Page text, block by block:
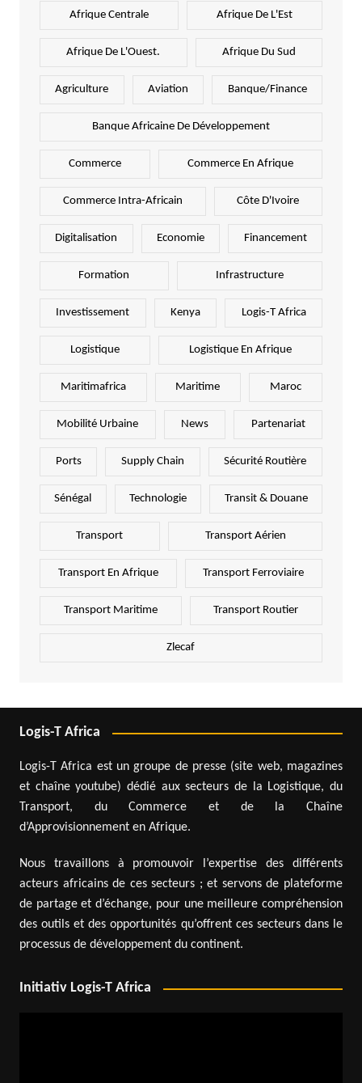
Afrique Centrale Afrique De L'Est
Afrique De L'Ouest. Afrique Du Sud
Agriculture Aviation Banque/Finance
Banque Africaine De Développement
Commerce Commerce En Afrique
Commerce Intra-Africain Côte D'Ivoire
Digitalisation Economie Financement
Formation Infrastructure
Investissement Kenya Logis-T Africa
Logistique Logistique En Afrique
Maritimafrica Maritime Maroc
Mobilité Urbaine News Partenariat
Ports Supply Chain Sécurité Routière
Sénégal Technologie Transit & Douane
Transport Transport Aérien
Transport En Afrique Transport Ferroviaire
Transport Maritime Transport Routier
Zlecaf
Logis-T Africa
Logis-T Africa est un groupe de presse (site web, magazines
et chaîne youtube) dédié aux secteurs de la Logistique, du
Transport, du Commerce et de la Chaîne
d’Approvisionnement en Afrique.
Nous travaillons à promouvoir l’expertise des différents
acteurs africains de ces secteurs ; et servons de plateforme
de partage et d’échange, pour une meilleure compréhension
des outils et des opportunités qu’offrent ces secteurs dans le
processus de développement du continent.
Initiativ Logis-T Africa